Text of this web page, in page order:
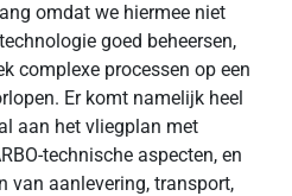
omdat we hiermee niet
goed beheersen,
complexe processen op een
Er komt namelijk heel
aan het vliegplan met
technische aspecten, en
van aanlevering, transport,